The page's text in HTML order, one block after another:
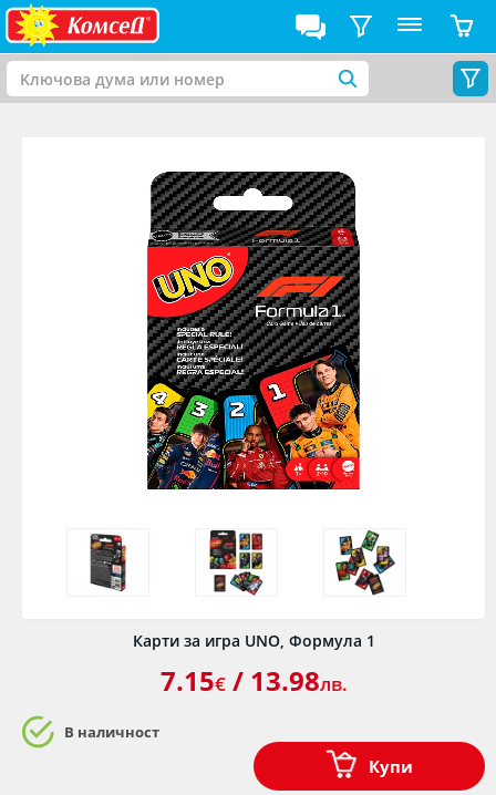
Карти за игра UNO, Формула 1
7.15€/ 13.98лв.
В наличност
Купи